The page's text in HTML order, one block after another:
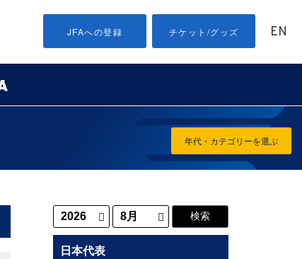
JFAへの登録 チケット/グッズ EN
年代・カテゴリーを選ぶ
日本代表